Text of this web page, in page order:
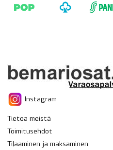
Instagram
Tietoa meistä
Toimitusehdot
Tilaaminen ja maksaminen